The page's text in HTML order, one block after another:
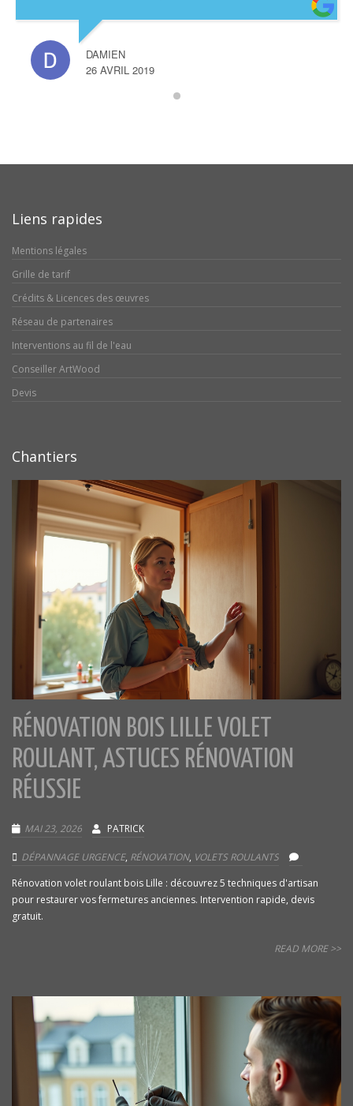
DAMIEN
26 AVRIL 2019
Liens rapides
Mentions légales
Grille de tarif
Crédits & Licences des œuvres
Réseau de partenaires
Interventions au fil de l'eau
Conseiller ArtWood
Devis
Chantiers
RÉNOVATION BOIS LILLE VOLET
ROULANT, ASTUCES RÉNOVATION
RÉUSSIE
MAI 23, 2026 PATRICK
DÉPANNAGE URGENCE, RÉNOVATION, VOLETS ROULANTS
Rénovation volet roulant bois Lille : découvrez 5 techniques d'artisan
pour restaurer vos fermetures anciennes. Intervention rapide, devis
gratuit.
READ MORE >>